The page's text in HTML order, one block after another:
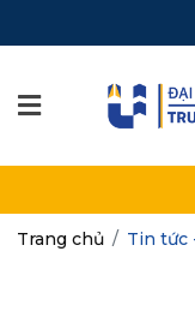
Trang chủ Tin tức